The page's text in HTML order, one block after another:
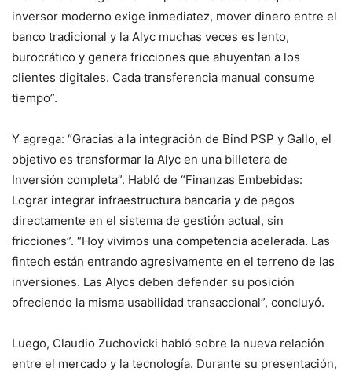
inversor moderno exige inmediatez, mover dinero entre el
banco tradicional y la Alyc muchas veces es lento,
burocrático y genera fricciones que ahuyentan a los
clientes digitales. Cada transferencia manual consume
tiempo”.
Y agrega: “Gracias a la integración de Bind PSP y Gallo, el
objetivo es transformar la Alyc en una billetera de
Inversión completa”. Habló de “Finanzas Embebidas:
Lograr integrar infraestructura bancaria y de pagos
directamente en el sistema de gestión actual, sin
fricciones”. “Hoy vivimos una competencia acelerada. Las
fintech están entrando agresivamente en el terreno de las
inversiones. Las Alycs deben defender su posición
ofreciendo la misma usabilidad transaccional”, concluyó.
Luego, Claudio Zuchovicki habló sobre la nueva relación
entre el mercado y la tecnología. Durante su presentación,